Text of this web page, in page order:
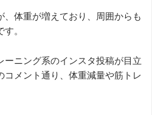
、体重が増えており、周囲からも
。
ニング系のインスタ投稿が目立
コメント通り、体重減量や筋トレ